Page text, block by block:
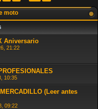
moto
Aniversario
21:22
10:35
(Leer antes
09:22